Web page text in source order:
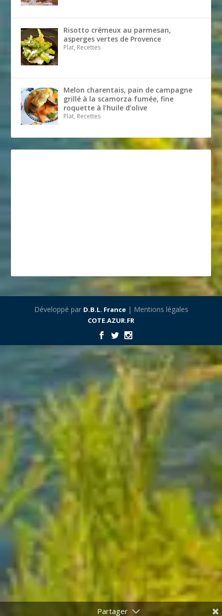
Risotto crémeux au parmesan,
asperges vertes de Provence
Plat, Recettes
Melon charentais, pain de campagne
grillé à la scamorza fumée, fine
roquette à l’huile d’olive
Plat, Recettes
Développé par D.B.L. France| Mentions légales
COTE.AZUR.FR